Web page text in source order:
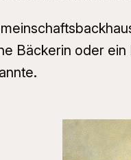
Bäckerin oder